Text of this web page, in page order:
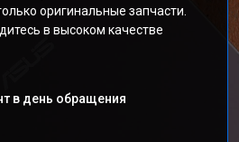
оригинальные запчасти.
в высоком качестве
в день обращения